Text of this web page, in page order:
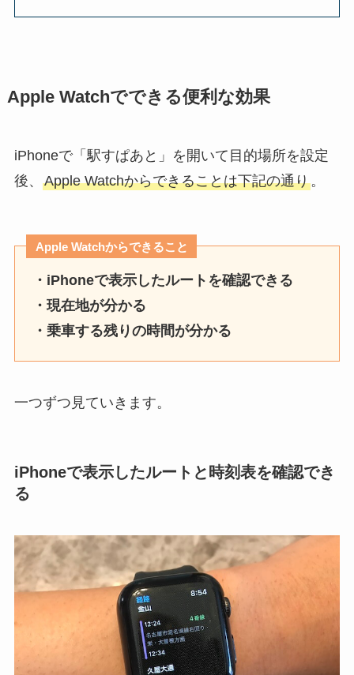
Apple Watchでできる便利な効果
iPhoneで「駅すぱあと」を開いて目的場所を設定
後、 Apple Watchからできることは下記の通り。
Apple Watchからできること
・iPhoneで表示したルートを確認できる
・現在地が分かる
・乗車する残りの時間が分かる
一つずつ見ていきます。
iPhoneで表示したルートと時刻表を確認でき
る